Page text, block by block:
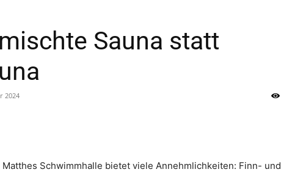
Sauna statt
2024
Matthes Schwimmhalle bietet viele Annehmlichkeiten: Finn- und